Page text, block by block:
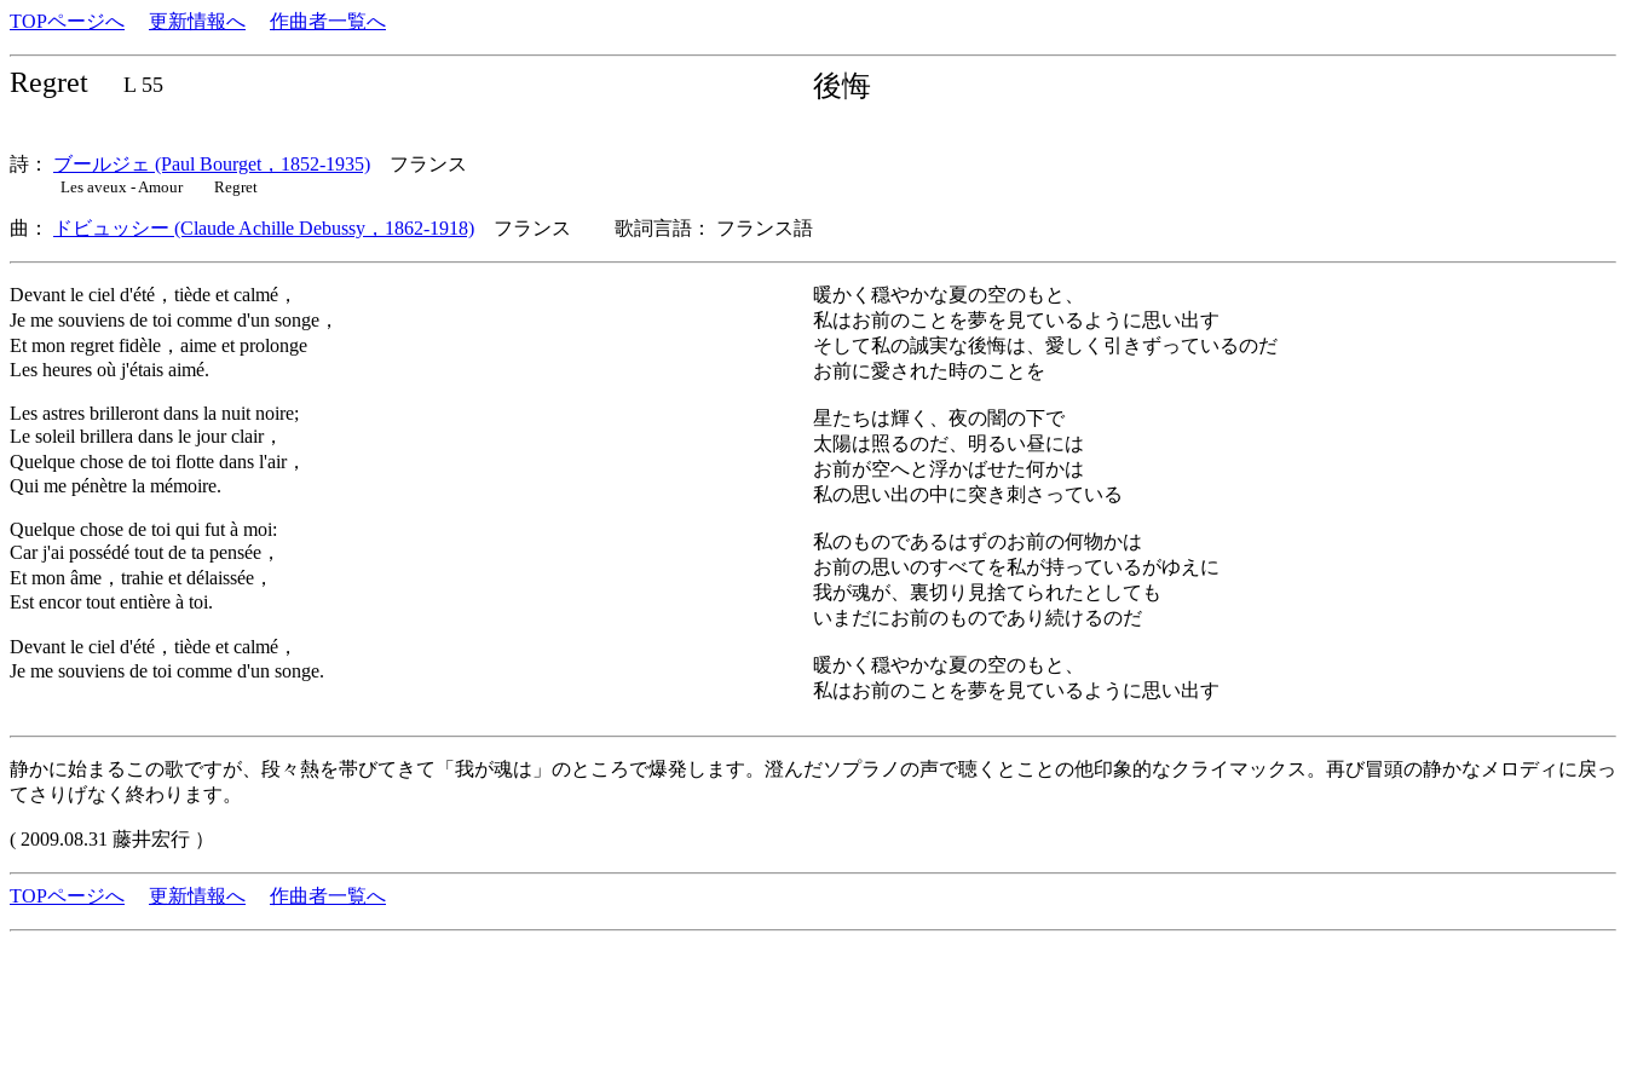
TOPページへ 更新情報へ 作曲者一覧へ
Regret L 55 後悔
詩： ブールジェ (Paul Bourget，1852-1935) フランス
Les aveux - Amour Regret
曲： ドビュッシー (Claude Achille Debussy，1862-1918) フランス 歌詞言語： フランス語
Devant le ciel d'été，tiède et calmé，
Je me souviens de toi comme d'un songe，
Et mon regret fidèle，aime et prolonge
Les heures où j'étais aimé.
Les astres brilleront dans la nuit noire;
Le soleil brillera dans le jour clair，
Quelque chose de toi flotte dans l'air，
Qui me pénètre la mémoire.
Quelque chose de toi qui fut à moi:
Car j'ai possédé tout de ta pensée，
Et mon âme，trahie et délaissée，
Est encor tout entière à toi.
Devant le ciel d'été，tiède et calmé，
Je me souviens de toi comme d'un songe.
暖かく穏やかな夏の空のもと、
私はお前のことを夢を見ているように思い出す
そして私の誠実な後悔は、愛しく引きずっているのだ
お前に愛された時のことを
星たちは輝く、夜の闇の下で
太陽は照るのだ、明るい昼には
お前が空へと浮かばせた何かは
私の思い出の中に突き刺さっている
私のものであるはずのお前の何物かは
お前の思いのすべてを私が持っているがゆえに
我が魂が、裏切り見捨てられたとしても
いまだにお前のものであり続けるのだ
暖かく穏やかな夏の空のもと、
私はお前のことを夢を見ているように思い出す
静かに始まるこの歌ですが、段々熱を帯びてきて「我が魂は」のところで爆発します。澄んだソプラノの声で聴くとことの他印象的なクライマックス。再び冒頭の静かなメロディに戻っ
てさりげなく終わります。
( 2009.08.31 藤井宏行 ）
TOPページへ 更新情報へ 作曲者一覧へ